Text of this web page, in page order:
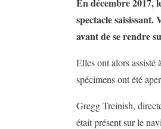
spectacle saisissant.
avant de se rendre
Elles ont alors assisté
spécimens ont été
Gregg Treinish,
était présent sur le